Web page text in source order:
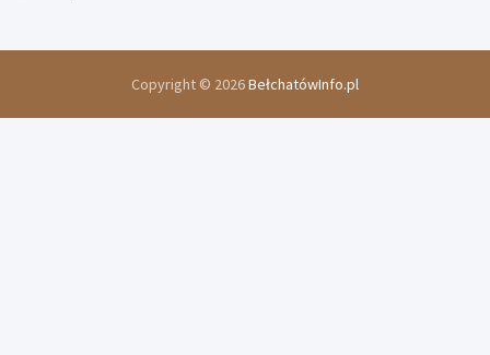
Copyright © 2026BełchatówInfo.pl